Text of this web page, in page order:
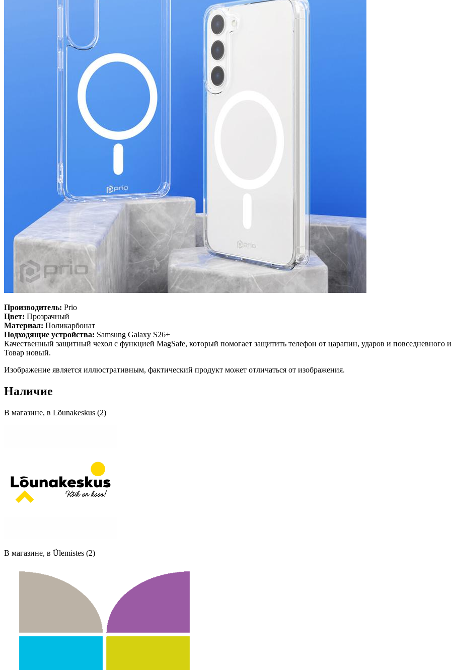
Производитель: Prio
Цвет: Прозрачный
Материал: Поликарбонат
Подходящие устройства: Samsung Galaxy S26+
Качественный защитный чехол с функцией MagSafe, который помогает защитить телефон от царапин, ударов и повседневного
Товар новый.
Изображение является иллюстративным, фактический продукт может отличаться от изображения.
Наличие
В магазине, в Lõunakeskus (2)
В магазине, в Ülemistes (2)